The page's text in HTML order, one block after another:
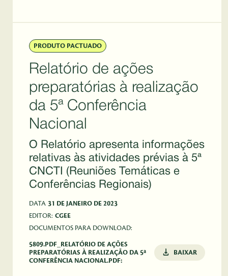
PRODUTO PACTUADO
Relatório de ações
preparatórias à realização
da 5ª Conferência
Nacional
O Relatório apresenta informações
relativas às atividades prévias à 5ª
CNCTI (Reuniões Temáticas e
Conferências Regionais)
DATA 31 DE JANEIRO DE 2023
EDITOR: CGEE
DOCUMENTOS PARA DOWNLOAD:
5809.PDF_RELATÓRIO DE AÇÕES
PREPARATÓRIAS À REALIZAÇÃO DA 5ª
CONFERÊNCIA NACIONAL.PDF:
BAIXAR